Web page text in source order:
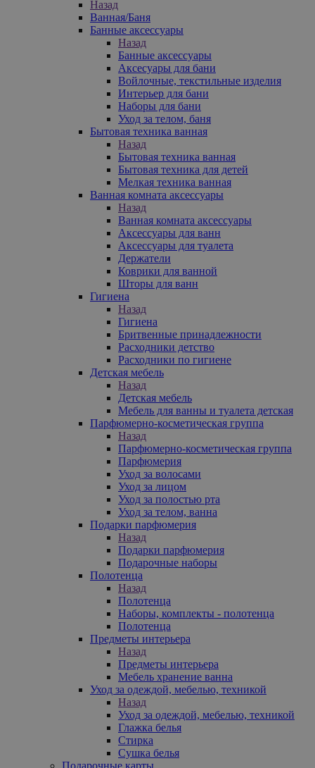
Назад
Ванная/Баня
Банные аксессуары
Назад
Банные аксессуары
Аксесуары для бани
Войлочные, текстильные изделия
Интерьер для бани
Наборы для бани
Уход за телом, баня
Бытовая техника ванная
Назад
Бытовая техника ванная
Бытовая техника для детей
Мелкая техника ванная
Ванная комната аксессуары
Назад
Ванная комната аксессуары
Аксессуары для ванн
Аксессуары для туалета
Держатели
Коврики для ванной
Шторы для ванн
Гигиена
Назад
Гигиена
Бритвенные принадлежности
Расходники детство
Расходники по гигиене
Детская мебель
Назад
Детская мебель
Мебель для ванны и туалета детская
Парфюмерно-косметическая группа
Назад
Парфюмерно-косметическая группа
Парфюмерия
Уход за волосами
Уход за лицом
Уход за полостью рта
Уход за телом, ванна
Подарки парфюмерия
Назад
Подарки парфюмерия
Подарочные наборы
Полотенца
Назад
Полотенца
Наборы, комплекты - полотенца
Полотенца
Предметы интерьера
Назад
Предметы интерьера
Мебель хранение ванна
Уход за одеждой, мебелью, техникой
Назад
Уход за одеждой, мебелью, техникой
Глажка белья
Стирка
Сушка белья
Подарочные карты